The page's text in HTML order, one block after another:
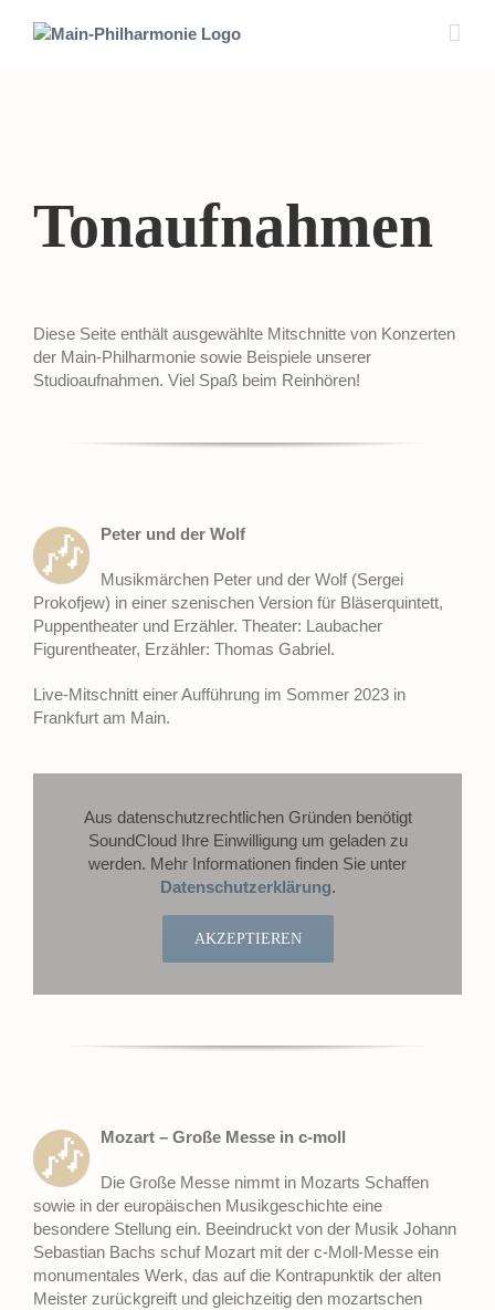
Inhalt
Tonaufnahmen
Diese Seite enthält ausgewählte Mitschnitte von Konzerten
der Main-Philharmonie sowie Beispiele unserer
Studioaufnahmen. Viel Spaß beim Reinhören!
🎶 Peter und der Wolf
Musikmärchen Peter und der Wolf (Sergei
Prokofjew) in einer szenischen Version für Bläserquintett,
Puppentheater und Erzähler. Theater: Laubacher
Figurentheater, Erzähler: Thomas Gabriel.
Live-Mitschnitt einer Aufführung im Sommer 2023 in
Frankfurt am Main.
Aus datenschutzrechtlichen Gründen benötigt
SoundCloud Ihre Einwilligung um geladen zu
werden. Mehr Informationen finden Sie unter
Datenschutzerklärung.
AKZEPTIEREN
🎶 Mozart – Große Messe in c-moll
Die Große Messe nimmt in Mozarts Schaffen
sowie in der europäischen Musikgeschichte eine
besondere Stellung ein. Beeindruckt von der Musik Johann
Sebastian Bachs schuf Mozart mit der c-Moll-Messe ein
monumentales Werk, das auf die Kontrapunktik der alten
Meister zurückgreift und gleichzeitig den mozartschen